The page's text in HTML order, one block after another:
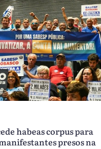
habeas corpus para
presos na